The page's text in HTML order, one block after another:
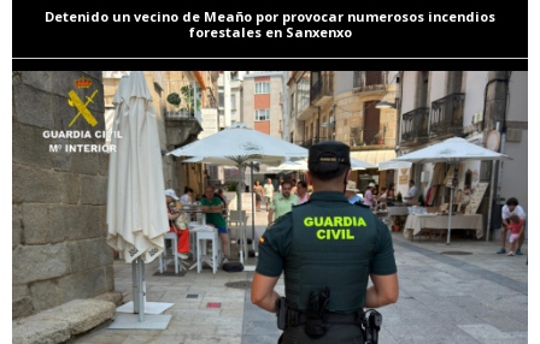
Detenido un vecino de Meaño por provocar numerosos incendios
forestales en Sanxenxo